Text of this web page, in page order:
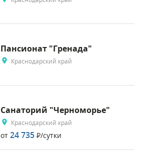
Пансионат "Гренада"
Краснодарский край
Санаторий "Черноморье"
Краснодарский край
от 24 735 Р/сутки